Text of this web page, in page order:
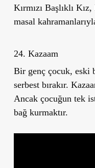
Kırmızı Başlıklı
masal
24. Kazaam
Bir genç çocuk, eski
serbest bırakır.
Ancak çocuğun tek
bağ kurmaktır.